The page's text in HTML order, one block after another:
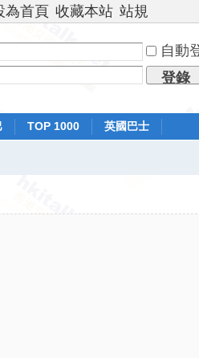
為首頁 收藏本站 站規
自動
登錄
TOP 1000
英國巴士